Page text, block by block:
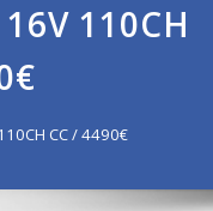
110CH
CC / 4490€